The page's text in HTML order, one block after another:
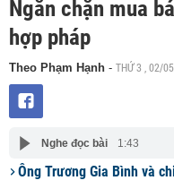
Ngăn chặn mua
hợp pháp
Theo Phạm Hạnh - THỨ 3 , 02/
Nghe đọc bài 1:43
Ông Trương Gia Bình và